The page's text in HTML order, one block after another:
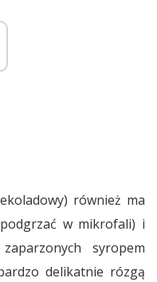
również ma
w mikrofali) i
syropem
delikatnie rózgą